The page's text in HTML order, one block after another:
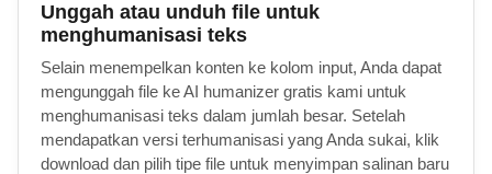
Unggah atau unduh file untuk
menghumanisasi teks
Selain menempelkan konten ke kolom input, Anda dapat
mengunggah file ke AI humanizer gratis kami untuk
menghumanisasi teks dalam jumlah besar. Setelah
mendapatkan versi terhumanisasi yang Anda sukai, klik
download dan pilih tipe file untuk menyimpan salinan baru